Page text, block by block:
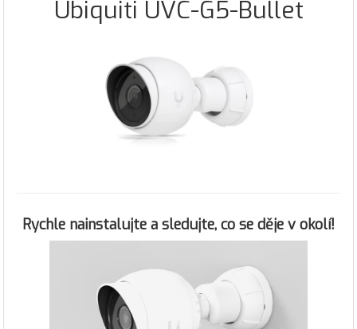
Ubiquiti UVC-G5-Bullet
Rychle nainstalujte a sledujte, co se děje v okolí!